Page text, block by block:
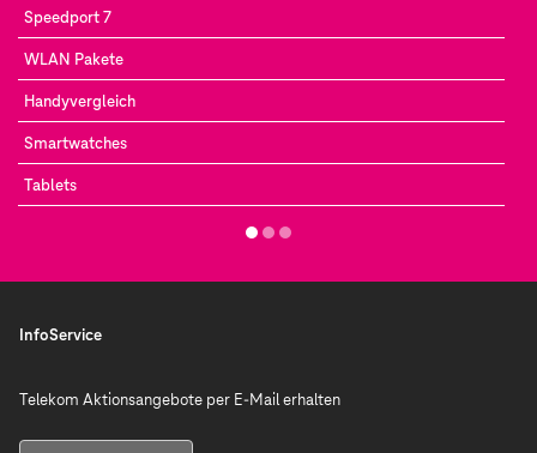
Speedport 7
WLAN Pakete
Handyvergleich
Smartwatches
Tablets
InfoService
Telekom Aktionsangebote per E-Mail erhalten